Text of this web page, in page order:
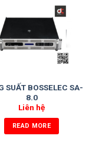
SUẤT BOSSELEC SA-
8.0
Liên hệ
READ MORE